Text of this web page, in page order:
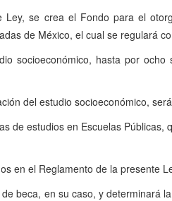
se crea el Fondo para el
de México, el cual se regulará
socioeconómico, hasta por
del estudio socioeconómico,
de estudios en Escuelas
en el Reglamento de la presente
beca, en su caso, y determinará